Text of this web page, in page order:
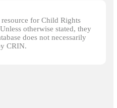
resource for Child Rights
otherwise stated, they
does not necessarily
CRIN.